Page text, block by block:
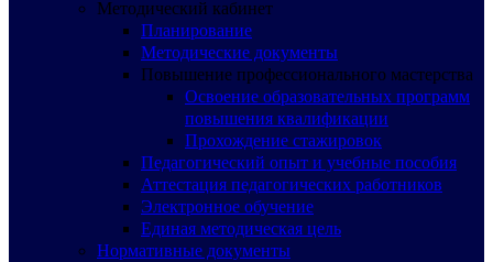
Методический кабинет
Планирование
Методические документы
Повышение профессионального мастерства
Освоение образовательных программ
повышения квалификации
Прохождение стажировок
Педагогический опыт и учебные пособия
Аттестация педагогических работников
Электронное обучение
Единая методическая цель
Нормативные документы